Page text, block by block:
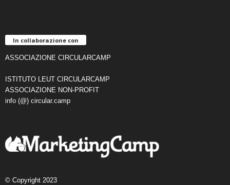
In collaborazione con
ASSOCIAZIONE CIRCULARCAMP
ISTITUTO LEUT CIRCULARCAMP
ASSOCIAZIONE NON-PROFIT
info (@) circular.camp
© Copyright 2023